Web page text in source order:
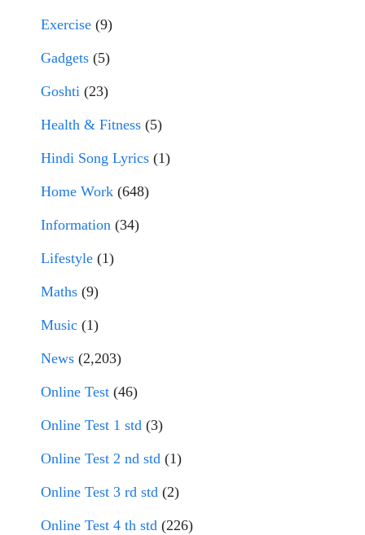
Exercise (9)
Gadgets (5)
Goshti (23)
Health & Fitness (5)
Hindi Song Lyrics (1)
Home Work (648)
Information (34)
Lifestyle (1)
Maths (9)
Music (1)
News (2,203)
Online Test (46)
Online Test 1 std (3)
Online Test 2 nd std (1)
Online Test 3 rd std (2)
Online Test 4 th std (226)